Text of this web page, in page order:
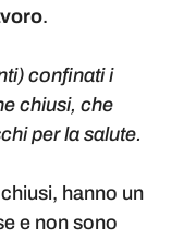
.
confinati i
chiusi, che
per la salute.
hanno un
e non sono